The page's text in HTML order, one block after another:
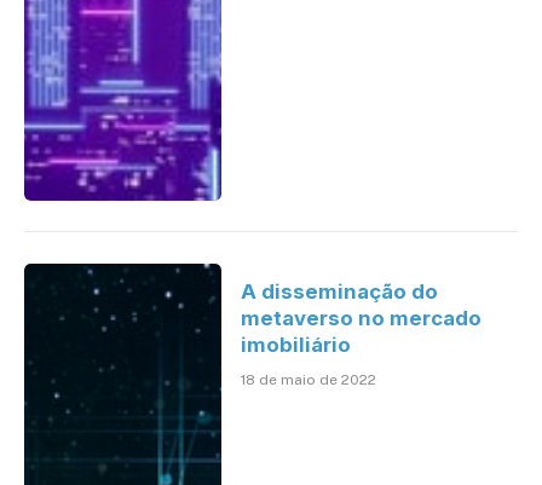
A disseminação do
metaverso no mercado
imobiliário
18 de maio de 2022